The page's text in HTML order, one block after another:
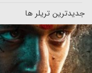
جدیدترین تریلر ها